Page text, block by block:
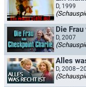
D, 1999
Die
D, 2007
Alles
D,